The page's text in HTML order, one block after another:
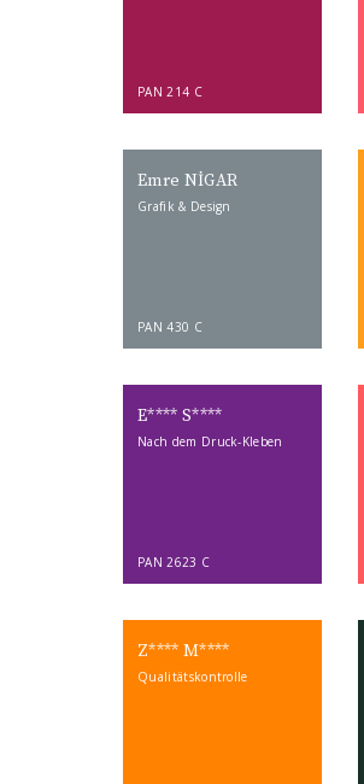
PAN 214 C
Emre NİGAR
Grafik & Design
PAN 430 C
E**** S****
Nach dem Druck-Kleben
PAN 2623 C
Z**** M****
Qualitätskontrolle